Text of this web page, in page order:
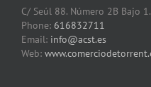
C/ Seúl 88. Número 2B Bajo
Phone: 616832711
Email: info@acst.es
Web: